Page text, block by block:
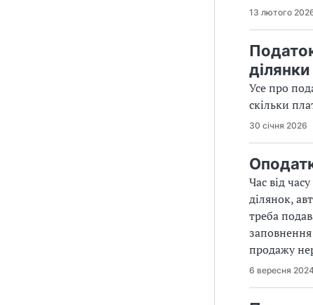
13 лютого
Усе про
скільки
30 січня 2026
Час від
ділянок,
треба
заповнення
продажу
6 вересня